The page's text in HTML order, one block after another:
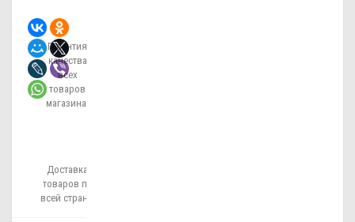
Гарантия
качества
всех
товаров
магазина!
Доставка
товаров по
всей стране!